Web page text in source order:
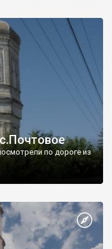
по дороге из